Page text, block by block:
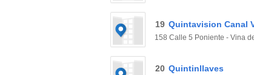
19 Quintavision Canal
158 Calle 5 Poniente - Vina
20 Quintinllaves